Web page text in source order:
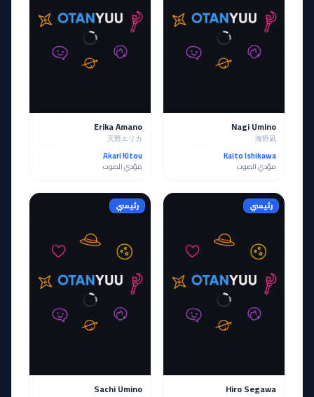
Nagi Umino
海野凪
Kaito Ishikawa
مؤدي الصوت
Erika Amano
天野エリカ
Akari Kitou
مؤدي الصوت
رئيسي
Hiro Segawa
رئيسي
Sachi Umino